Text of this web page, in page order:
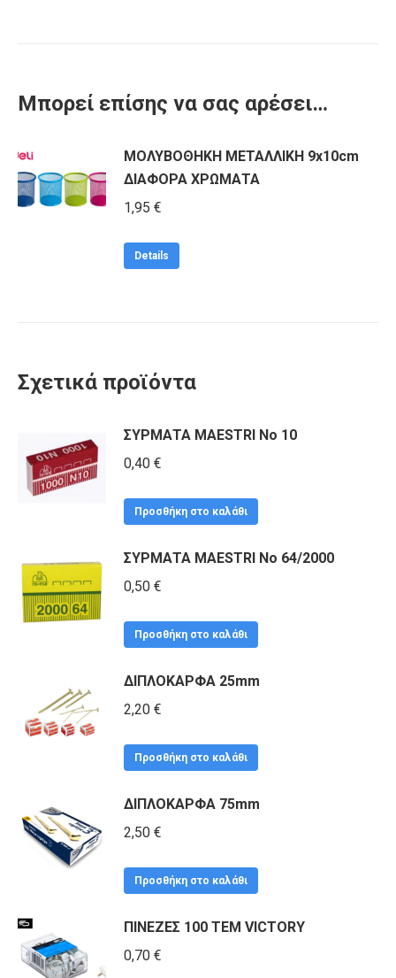
Μπορεί επίσης να σας αρέσει…
ΜΟΛΥΒΟΘΗΚΗ ΜΕΤΑΛΛΙΚΗ 9x10cm
ΔΙΑΦΟΡΑ ΧΡΩΜΑΤΑ
1,95 €
Details
Σχετικά προϊόντα
ΣΥΡΜΑΤΑ MAESTRI Νο 10
0,40 €
Προσθήκη στο καλάθι
ΣΥΡΜΑΤΑ MAESTRI No 64/2000
0,50 €
Προσθήκη στο καλάθι
ΔΙΠΛΟΚΑΡΦΑ 25mm
2,20 €
Προσθήκη στο καλάθι
ΔΙΠΛΟΚΑΡΦΑ 75mm
2,50 €
Προσθήκη στο καλάθι
ΠΙΝΕΖΕΣ 100 ΤΕΜ VICTORY
0,70 €